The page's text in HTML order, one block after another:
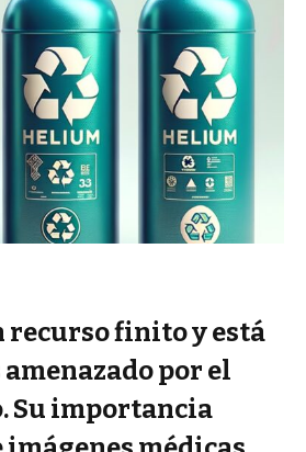
recurso finito y está
amenazado por el
Su importancia